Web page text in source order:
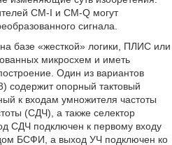
CM-I и CM-Q могут
сигнала.
базе «жесткой» логики, ПЛИС или
микросхем и иметь
Один из вариантов
опорный тактовый
к входам умножителя частоты
(СДЧ), а также селектор
СДЧ подключен к первому входу
БСФИ, а выход УЧ подключен ко